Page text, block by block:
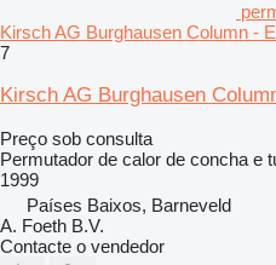
Kirsch AG Burghausen Column -
7
Kirsch AG Burghausen
Preço sob consulta
Permutador de calor de concha e
1999
Países Baixos, Barneveld
A. Foeth B.V.
Contacte o vendedor